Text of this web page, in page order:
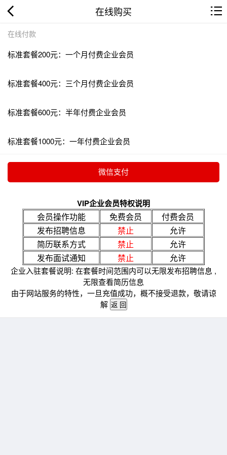
在线购买
在线付款
标准套餐200元：一个月付费企业会员
标准套餐400元：三个月付费企业会员
标准套餐600元：半年付费企业会员
标准套餐1000元：一年付费企业会员
VIP企业会员特权说明
会员操作功能 免费会员
付费会员
发布招聘信息
禁止
允许
简历联系方式
禁止
允许
发布面试通知
禁止 允许
企业入驻套餐说明: 在套餐时间范围内可以无限发布招聘信息 ,
无限查看简历信息
由于网站服务的特性，一旦充值成功，概不接受退款，敬请谅
解